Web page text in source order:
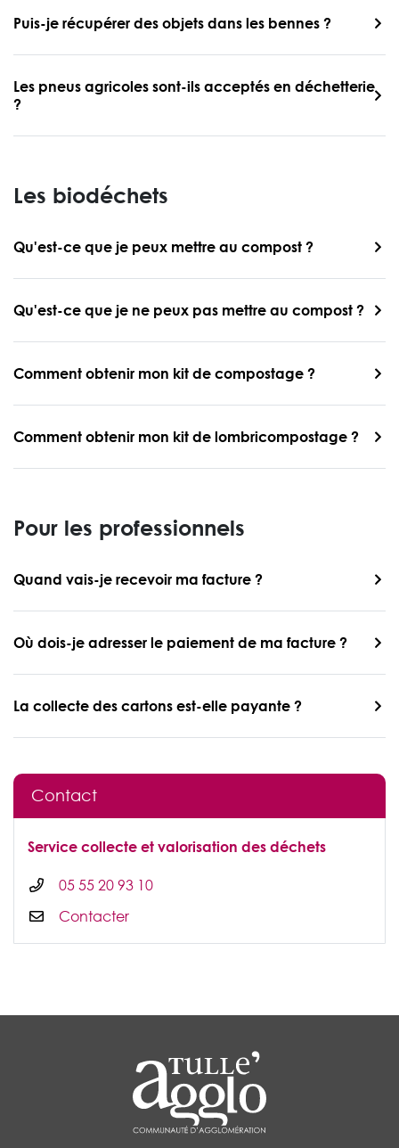
Puis-je récupérer des objets dans les bennes ?
Les pneus agricoles sont-ils acceptés en déchetterie
?
Les biodéchets
Qu'est-ce que je peux mettre au compost ?
Qu'est-ce que je ne peux pas mettre au compost ?
Comment obtenir mon kit de compostage ?
Comment obtenir mon kit de lombricompostage ?
Pour les professionnels
Quand vais-je recevoir ma facture ?
Où dois-je adresser le paiement de ma facture ?
La collecte des cartons est-elle payante ?
Contact
Service collecte et valorisation des déchets
05 55 20 93 10
Contacter